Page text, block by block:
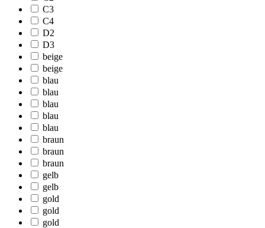
C3
C4
D2
D3
beige
beige
blau
blau
blau
blau
blau
braun
braun
braun
gelb
gelb
gold
gold
gold